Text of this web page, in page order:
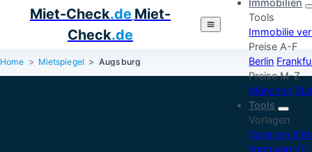
Miet-Check.de Miet-
Check.de
Immobilien
Tools
Immobilie
Preise A-F
Berlin
Preise M-Z
München
Tools
Vorlagen
Vorlagen &
Formulare
Home Mietspiegel Augsburg